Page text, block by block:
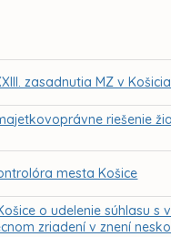
zasadnutia MZ v
riešenie
mesta Košice
o udelenie súhlasu
zriadení v znení